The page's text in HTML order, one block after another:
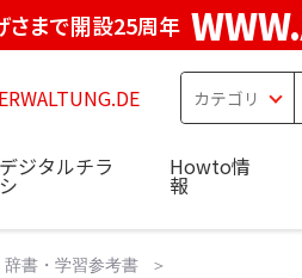
さまで開設25周年
デジタルチラ
シ
Howto情
報
辞書・学習参考書